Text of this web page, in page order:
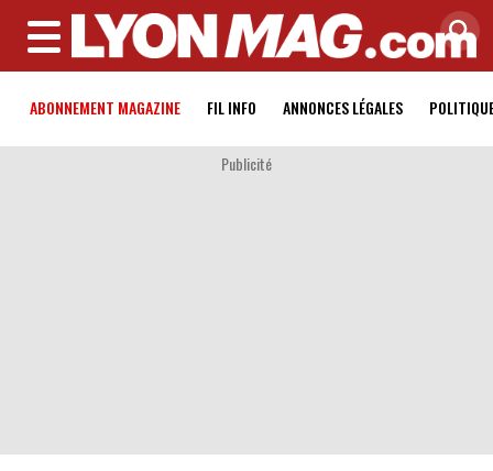
MENU
ABONNEMENT MAGAZINE FIL INFO ANNONCES LÉGALES
Publicité